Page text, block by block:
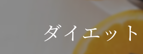
ダイエッ